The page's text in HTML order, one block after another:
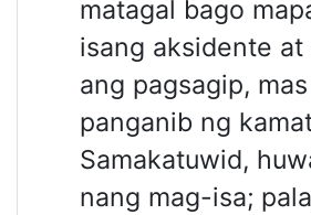
matagal bago
isang aksidente at
ang pagsagip,
panganib ng
Samakatuwid,
nang mag-isa;